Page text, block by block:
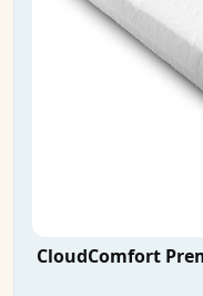
CloudComfort